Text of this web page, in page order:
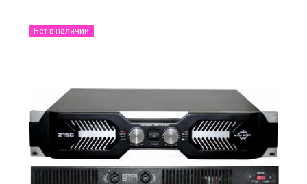
Нет в наличии